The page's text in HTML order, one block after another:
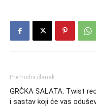
Prethodni članak
GRČKA SALATA: Twist
i sastav koji će vas